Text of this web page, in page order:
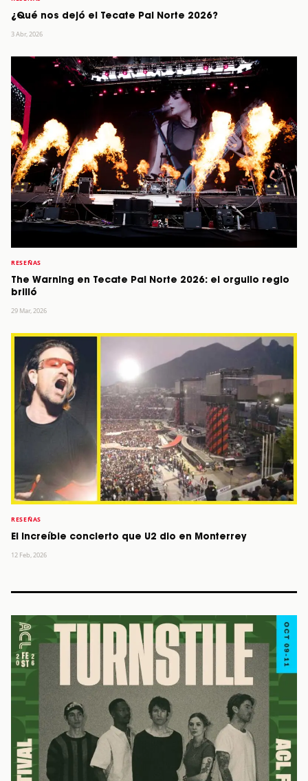
¿Qué nos dejó el Tecate Pal Norte 2026?
3 Abr, 2026
RESEÑAS
The Warning en Tecate Pal Norte 2026: el orgullo regio
brilló
29 Mar, 2026
RESEÑAS
El increíble concierto que U2 dio en Monterrey
12 Feb, 2026